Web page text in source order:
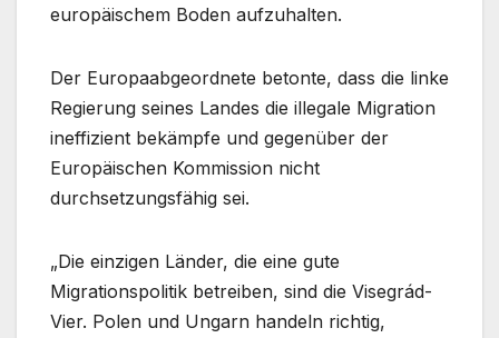
europäischem Boden aufzuhalten.
Der Europaabgeordnete betonte, dass die linke
Regierung seines Landes die illegale Migration
ineffizient bekämpfe und gegenüber der
Europäischen Kommission nicht
durchsetzungsfähig sei.
„Die einzigen Länder, die eine gute
Migrationspolitik betreiben, sind die Visegrád-
Vier. Polen und Ungarn handeln richtig,